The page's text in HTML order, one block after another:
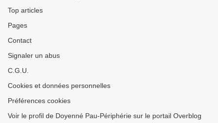
Top articles
Pages
Contact
Signaler un abus
C.G.U.
Cookies et données personnelles
Préférences cookies
Voir le profil de Doyenné Pau-Périphérie sur le portail Overblog